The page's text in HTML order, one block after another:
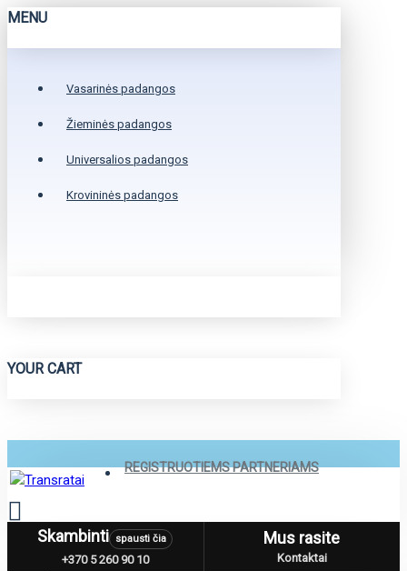
MENU
Vasarinės padangos
Žieminės padangos
Universalios padangos
Krovininės padangos
YOUR CART
REGISTRUOTIEMS PARTNERIAMS
MenuSkambinti spausti čia
+370 5 260 90 10
Mus rasite
Kontaktai